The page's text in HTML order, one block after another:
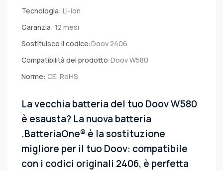
Tecnologia: Li-ion
Garanzia: 12 mesi
Sostituisce il codice:Doov 2406
Compatibilità del prodotto:Doov W580
Norme: CE, RoHS
La vecchia batteria del tuo Doov W580
è esausta? La nuova batteria
.BatteriaOne® è la sostituzione
migliore per il tuo Doov: compatibile
con i codici originali 2406, è perfetta